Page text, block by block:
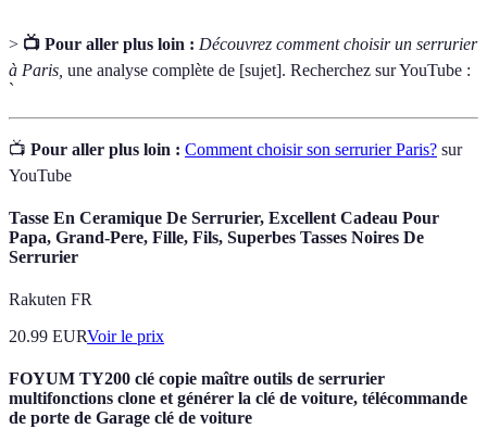
> 📺 Pour aller plus loin : Découvrez comment choisir un serrurier
à Paris, une analyse complète de [sujet]. Recherchez sur YouTube :
`
📺 Pour aller plus loin : Comment choisir son serrurier Paris? sur
YouTube
Tasse En Ceramique De Serrurier, Excellent Cadeau Pour
Papa, Grand-Pere, Fille, Fils, Superbes Tasses Noires De
Serrurier
Rakuten FR
20.99 EURVoir le prix
FOYUM TY200 clé copie maître outils de serrurier
multifonctions clone et générer la clé de voiture, télécommande
de porte de Garage clé de voiture